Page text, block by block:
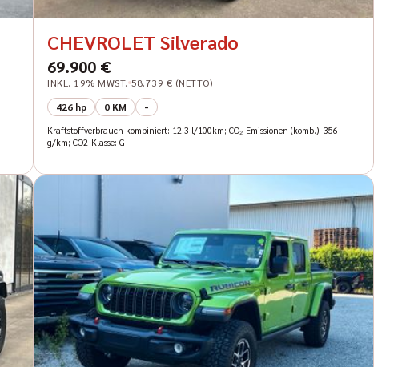
CHEVROLET Silverado
69.900 €
INKL. 19% MWST. 58.739 € (NETTO)
426 hp
0 KM -
Kraftstoffverbrauch kombiniert: 12.3 l/100km; CO₂-Emissionen (komb.): 356
g/km; CO2-Klasse: G